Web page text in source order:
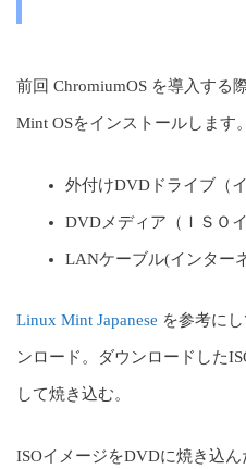
前回 ChromiumOS を導入する
Mint OSをインストールします
外付けDVDドライブ（
DVDメディア（ＩＳＯ
LANケーブル(インター
Linux Mint Japanese を参考に
ンロード。ダウンロードした
して焼き込む。
ISOイメージをDVDに焼き込